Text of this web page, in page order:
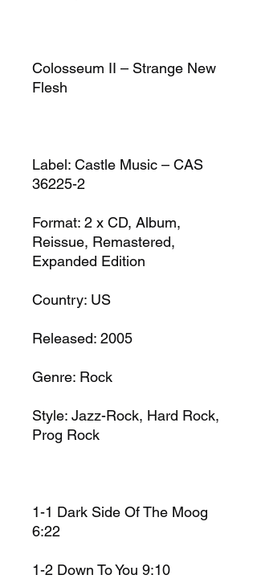
Colosseum II – Strange New
Flesh
Label: Castle Music – CAS
36225-2
Format: 2 x CD, Album,
Reissue, Remastered,
Expanded Edition
Country: US
Released: 2005
Genre: Rock
Style: Jazz-Rock, Hard Rock,
Prog Rock
1-1 Dark Side Of The Moog
6:22
1-2 Down To You 9:10